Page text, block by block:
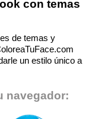
con temas
de temas y
un estilo único a
navegador: